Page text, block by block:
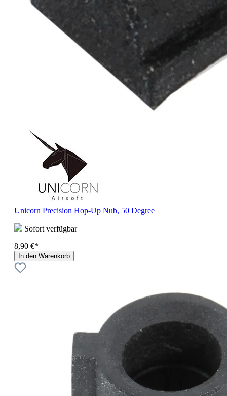
Unicorn Precision Hop-Up Nub, 50 Degree
Sofort verfügbar
8,90 €*
In den Warenkorb